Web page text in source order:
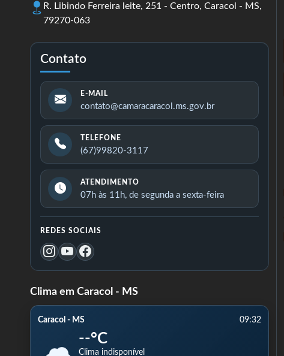
R. Libindo Ferreira leite, 251 - Centro, Caracol - MS,
79270-063
Contato
E-MAIL
contato@camaracaracol.ms.gov.br
TELEFONE
(67)99820-3117
ATENDIMENTO
07h às 11h, de segunda a sexta-feira
REDES SOCIAIS
Clima em Caracol - MS
Caracol - MS 09:32
--°C
Clima indisponível